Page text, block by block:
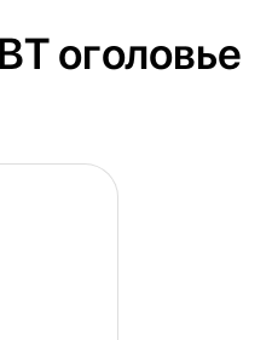
оголовье